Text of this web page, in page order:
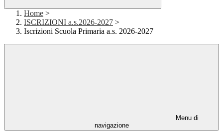
Home >
ISCRIZIONI a.s.2026-2027 >
Iscrizioni Scuola Primaria a.s. 2026-2027
Menu di
navigazione